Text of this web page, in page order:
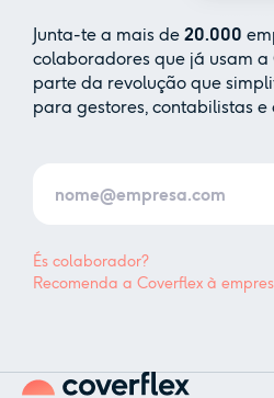
Junta-te a mais de 20.000
colaboradores que já usam
parte da revolução que
para gestores, contabilistas
És colaborador?
Recomenda a Coverflex à